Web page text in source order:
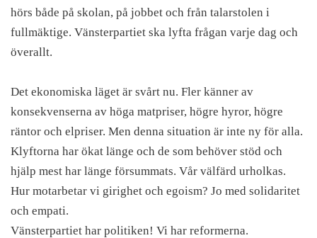
hörs både på skolan, på jobbet och från talarstolen i
fullmäktige. Vänsterpartiet ska lyfta frågan varje dag och
överallt.
Det ekonomiska läget är svårt nu. Fler känner av
konsekvenserna av höga matpriser, högre hyror, högre
räntor och elpriser. Men denna situation är inte ny för alla.
Klyftorna har ökat länge och de som behöver stöd och
hjälp mest har länge försummats. Vår välfärd urholkas.
Hur motarbetar vi girighet och egoism? Jo med solidaritet
och empati.
Vänsterpartiet har politiken! Vi har reformerna.